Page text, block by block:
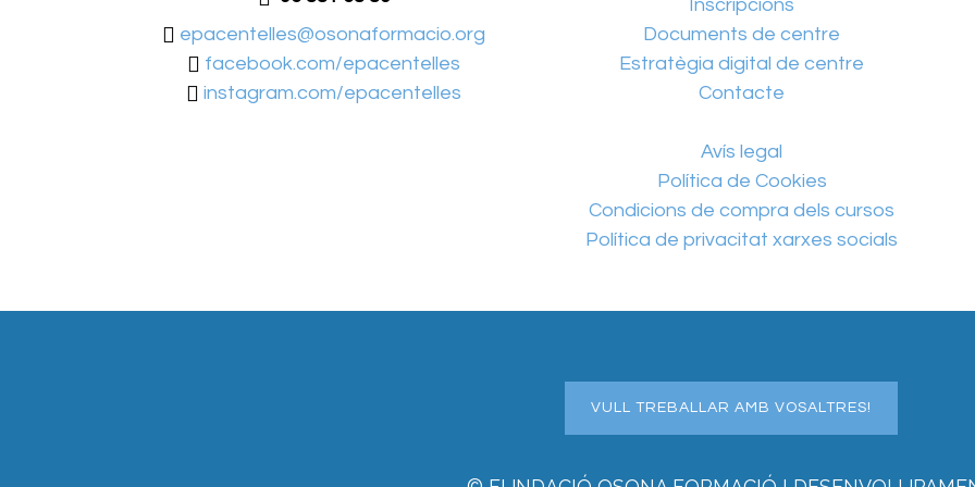
epacentelles@osonaformacio.org
facebook.com/epacentelles
instagram.com/epacentelles
Inscripcions
Documents de centre
Estratègia digital de centre
Contacte
Avís legal
Política de Cookies
Condicions de compra dels cursos
Política de privacitat xarxes socials
VULL TREBALLAR AMB VOSALTRES!